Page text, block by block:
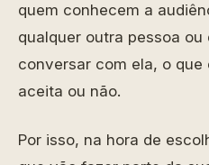
quem conhecem a
qualquer outra pessoa
conversar com ela, o que
aceita ou não.
Por isso, na hora de